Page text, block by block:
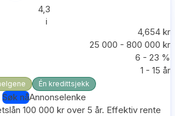
4,3
i
4,654 kr
25 000 - 800 000 kr
6 - 23 %
1 - 15 år
Én kredittsjekk
Søk nåAnnonselenke
100 000 kr over 5 år. Effektiv rente